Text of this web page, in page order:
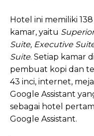
Hotel ini memiliki
kamar, yaitu
Suite, Executive
Suite. Setiap kamar
pembuat kopi dan
43 inci, internet,
Google Assistant
sebagai hotel
Google Assistant.